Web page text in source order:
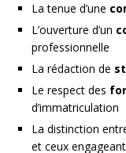
La tenue d’une
L’ouverture d’un
professionnelle
La rédaction de
Le respect des
d’immatriculation
La distinction
et ceux